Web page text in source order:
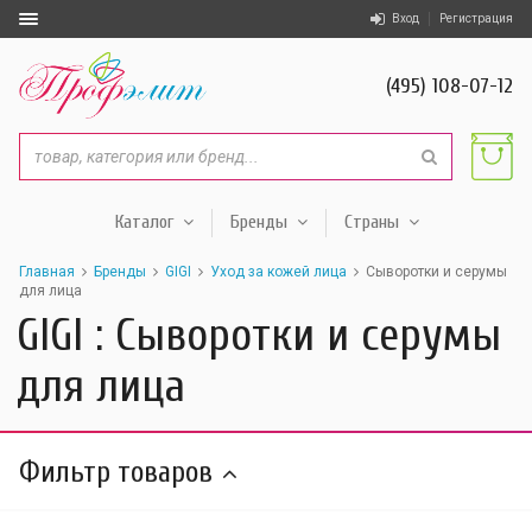
Вход Регистрация
(495) 108-07-12
Каталог Бренды Страны
Главная Бренды GIGI Уход за кожей лица
Сыворотки и серумы
для лица
GIGI : Сыворотки и серумы
для лица
Фильтр товаров